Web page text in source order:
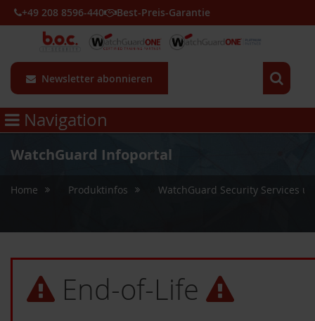
Newsletter abonnieren
+49 208 8596-440 Best-Preis-Garantie
Navigation
WatchGuard Infoportal
Home Produktinfos WatchGuard Security Services
End-of-Life